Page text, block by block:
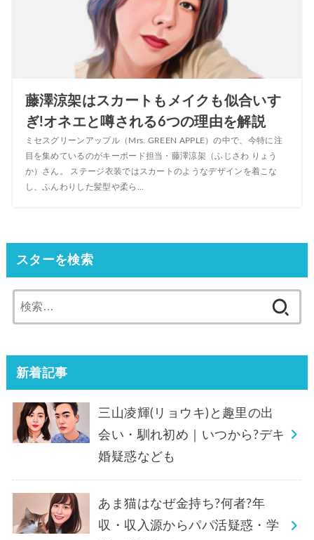
藤澤涼架はスカートもメイクも似合いす
ぎ!オネエと噂される6つの理由を解説
ミセスグリーンアップル（Mrs. GREEN APPLE）の中で、今特に注
目を集めているのがキーボード担当・藤澤涼架（ふじさわ りょう
か）さん。 ステージ衣装ではスカートのようなデザインを着こな
し、ふんわりした髪型や柔ら...
スターを検索
索:
新着記事
三山凌輝(リョウキ)と趣里の出
会い・馴れ初め｜いつから?デキ
婚疑惑なども
あま猫はなぜ金持ち?何者?年
収・収入源からパパ活疑惑・学